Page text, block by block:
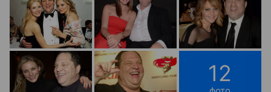
12